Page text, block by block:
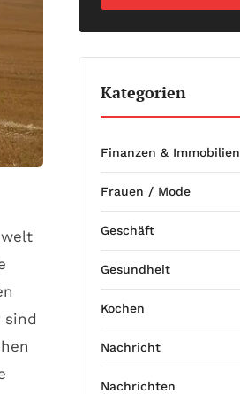
sind
Kategorien
Finanzen & Immobilien
Frauen / Mode
Geschäft
Gesundheit
Kochen
Nachricht
Nachrichten